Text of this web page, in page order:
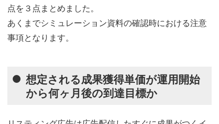
点を３点まとめました。
あくまでシミュレーション資料の確認時における注意
事項となります。
想定される成果獲得単価が運用開始
から何ヶ月後の到達目標か